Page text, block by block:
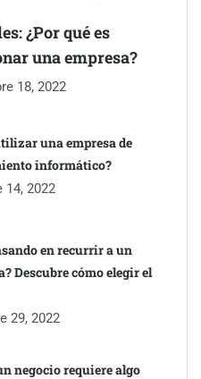
¿Por qué es
una empresa?
18, 2022
una empresa de
informático?
14, 2022
en recurrir a un
Descubre cómo elegir el
29, 2022
negocio requiere algo